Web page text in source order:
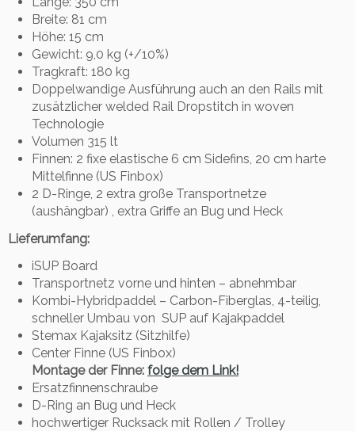
Breite: 81 cm
Höhe: 15 cm
Gewicht: 9,0 kg (+/10%)
Tragkraft: 180 kg
Doppelwandige Ausführung auch an den Rails mit
zusätzlicher welded Rail Dropstitch in woven
Technologie
Volumen 315 lt
Finnen: 2 fixe elastische 6 cm Sidefins, 20 cm harte
Mittelfinne (US Finbox)
2 D-Ringe, 2 extra große Transportnetze
(aushängbar) , extra Griffe an Bug und Heck
Lieferumfang:
iSUP Board
Transportnetz vorne und hinten – abnehmbar
Kombi-Hybridpaddel – Carbon-Fiberglas, 4-teilig,
schneller Umbau von SUP auf Kajakpaddel
Stemax Kajaksitz (Sitzhilfe)
Center Finne (US Finbox)
Montage der Finne: folge dem Link!
Ersatzfinnenschraube
D-Ring an Bug und Heck
hochwertiger Rucksack mit Rollen / Trolley